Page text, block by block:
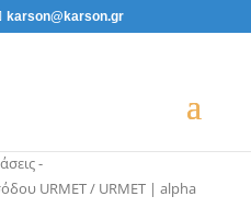
karson@karson.gr
-
URMET/ URMET | alpha